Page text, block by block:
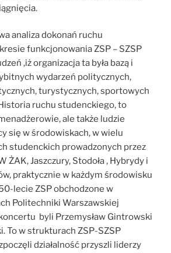
analiza dokonań ruchu
funkcjonowania ZSP – SZSP
,iż organizacja ta była bazą i
wydarzeń politycznych,
turystycznych, sportowych
ruchu studenckiego, to
ale także ludzie
się w środowiskach, w wielu
studenckich prowadzonych przez
ŻAK, Jaszczury, Stodoła , Hybrydy i
praktycznie w każdym środowisku
lecie ZSP obchodzone w
Politechniki Warszawskiej
byli Przemysław Gintrowski
To w strukturach ZSP-SZSP
działalność przyszli liderzy